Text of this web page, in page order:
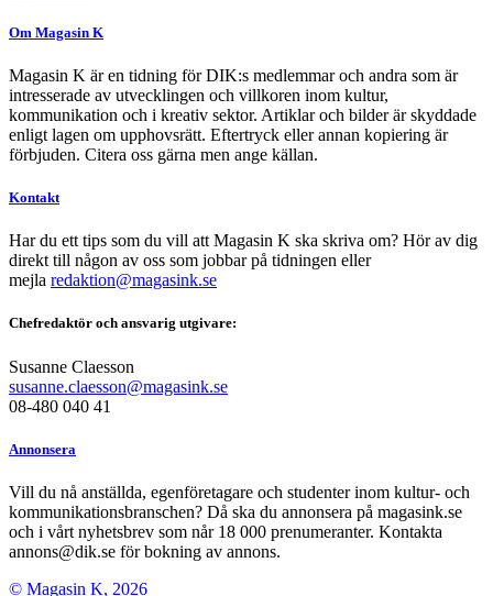
Om Magasin K
Magasin K är en tidning för DIK:s medlemmar och andra som är
intresserade av utvecklingen och villkoren inom kultur,
kommunikation och i kreativ sektor. Artiklar och bilder är skyddade
enligt lagen om upphovsrätt. Eftertryck eller annan kopiering är
förbjuden. Citera oss gärna men ange källan.
Kontakt
Har du ett tips som du vill att Magasin K ska skriva om? Hör av dig
direkt till någon av oss som jobbar på tidningen eller
mejla redaktion@magasink.se
Chefredaktör och ansvarig utgivare:
Susanne Claesson
susanne.claesson@magasink.se
08-480 040 41
Annonsera
Vill du nå anställda, egenföretagare och studenter inom kultur- och
kommunikationsbranschen? Då ska du annonsera på magasink.se
och i vårt nyhetsbrev som når 18 000 prenumeranter. Kontakta
annons@dik.se för bokning av annons.
© Magasin K, 2026